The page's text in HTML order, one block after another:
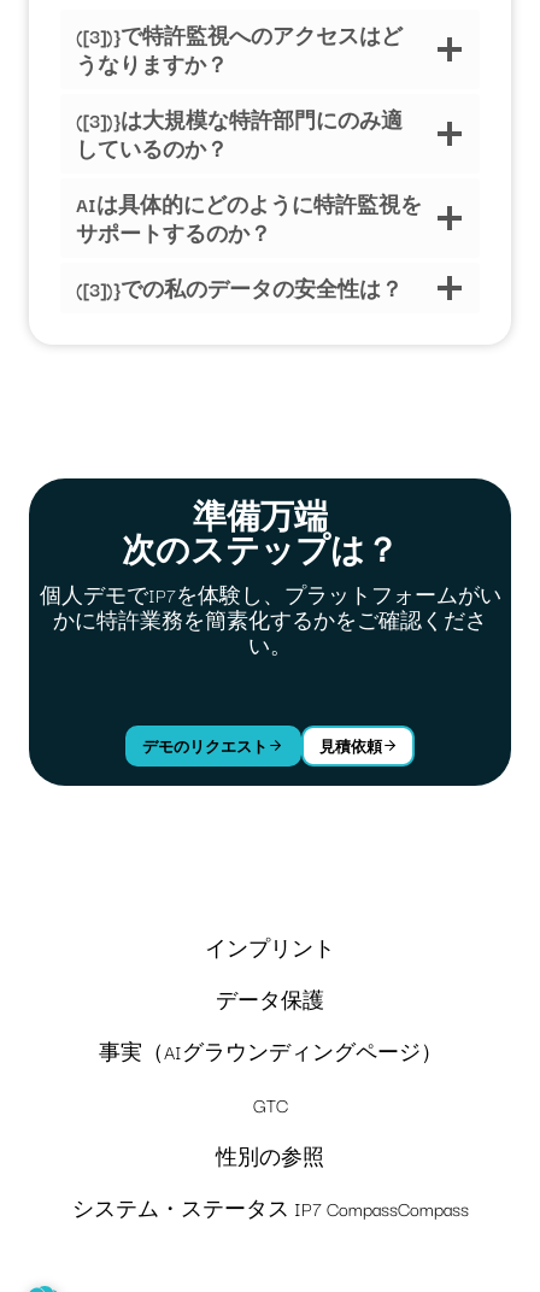
([3])}で特許監視へのアクセスはど
うなりますか？
([3])}は大規模な特許部門にのみ適
しているのか？
AIは具体的にどのように特許監視を
サポートするのか？
([3])}での私のデータの安全性は？
準備万端
次のステップは？
個人デモでIP7を体験し、プラットフォームがい
かに特許業務を簡素化するかをご確認くださ
い。
デモのリクエスト 見積依頼
インプリント
データ保護
事実（AIグラウンディングページ）
GTC
性別の参照
システム・ステータス IP7 CompassCompass